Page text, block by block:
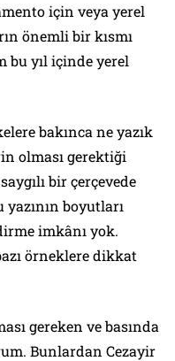
için veya yerel
önemli bir kısmı
bu yıl içinde yerel
bakınca ne yazık
olması gerektiği
bir çerçevede
boyutları
imkânı yok.
örneklere dikkat
gereken ve basında
Bunlardan Cezayir